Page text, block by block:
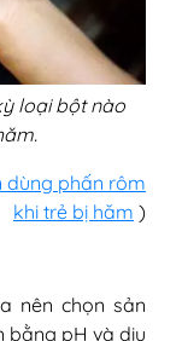
loại bột nào
dùng phấn rôm
khi trẻ bị hăm )
nên chọn sản
bằng pH và dịu